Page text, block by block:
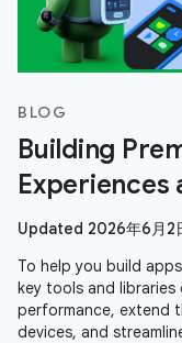
BLOG
Building
Experiences
Updated 2026年6月2
To help you build
key tools and
performance, extend
devices, and